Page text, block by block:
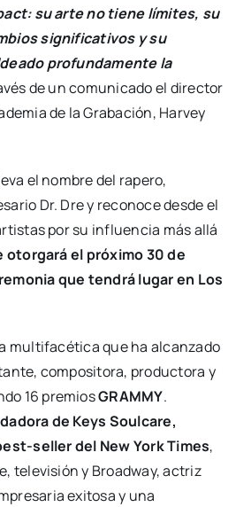
su arte no tiene límites, su
significativos y su
profundamente la
de un comunicado el director
de la Grabación, Harvey
el nombre del rapero,
Dr. Dre y reconoce desde el
por su influencia más allá
otorgará el próximo 30 de
que tendrá lugar en Los
multifacética que ha alcanzado
compositora, productora y
16 premiosGRAMMY.
de Keys Soulcare,
seller del New York Times,
televisión y Broadway, actriz
exitosa y una